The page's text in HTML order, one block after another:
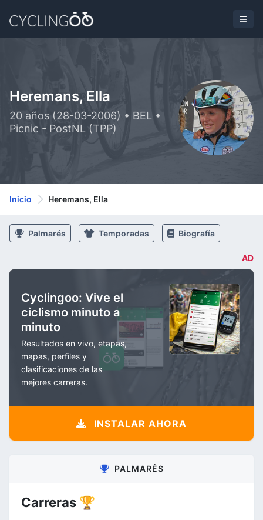
Heremans, Ella
20 años (28-03-2006) • BEL •
Picnic - PostNL (TPP)
Inicio Heremans, Ella
Palmarés Temporadas Biografía
AD
Cyclingoo: Vive el
ciclismo minuto a
minuto
Resultados en vivo, etapas,
mapas, perfiles y
clasificaciones de las
mejores carreras.
INSTALAR AHORA
PALMARÉS
Carreras 🏆